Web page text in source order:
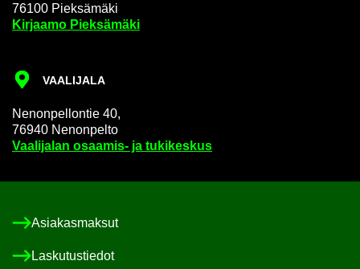
76100 Piek­sä­mä­ki
Kir­jaa­mo Piek­sä­mä­ki
VAA­LI­JA­LA
Ne­non­pel­lon­tie 40,
76940 Ne­non­pel­to
Vaa­li­ja­lan osaamis-​ ja tu­ki­kes­kus
Asia­kas­mak­sut
Las­ku­tus­tie­dot